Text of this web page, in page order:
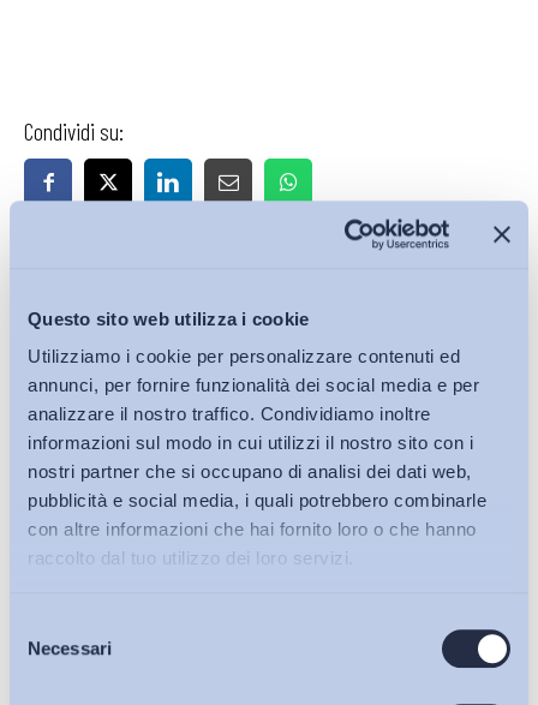
Questo sito web utilizza i cookie
Utilizziamo i cookie per personalizzare contenuti ed
annunci, per fornire funzionalità dei social media e per
analizzare il nostro traffico. Condividiamo inoltre
informazioni sul modo in cui utilizzi il nostro sito con i
nostri partner che si occupano di analisi dei dati web,
pubblicità e social media, i quali potrebbero combinarle
con altre informazioni che hai fornito loro o che hanno
raccolto dal tuo utilizzo dei loro servizi.
delNecessariBollettini ADAPT
Condividi su: